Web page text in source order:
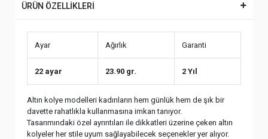
ÜRÜN ÖZELLİKLERİ
Ayar Ağırlık Garanti
22 ayar 23.90 gr. 2 Yıl
Altın kolye modelleri kadınların hem günlük hem de şık bir
davette rahatlıkla kullanmasına imkan tanıyor.
Tasarımındaki özel ayrıntıları ile dikkatleri üzerine çeken altın
kolyeler her stile uyum sağlayabilecek seçenekler yer alıyor.